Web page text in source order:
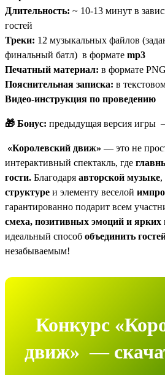
Длительность: ~ 10-13 минут в
гостей
Треки: 12 музыкальных файлов
финальный батл) в формате mp3
Печатный материал: в формате
Пояснительная записка: в
Видео-инструкция по проведению
🎁 Бонус: предыдущая версия игры
«Королевский движ» — это не
интерактивный спектакль, где
гости. Благодаря авторской музыке,
структуре и элементу веселой
гарантированно подарит всем
смеха, позитивных эмоций и ярких
идеальный способ объединить
незабываемым!
Конкурс
движ» —